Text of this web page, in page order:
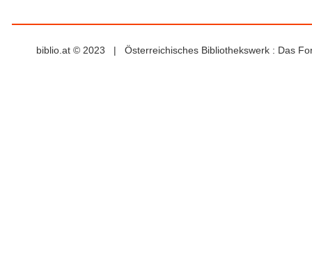
biblio.at © 2023 | Österreichisches Bibliothekswerk : Das